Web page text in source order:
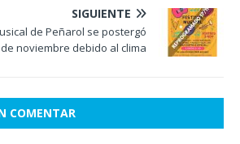
SIGUIENTE
de Peñarol se postergó
noviembre debido al clima
COMENTAR